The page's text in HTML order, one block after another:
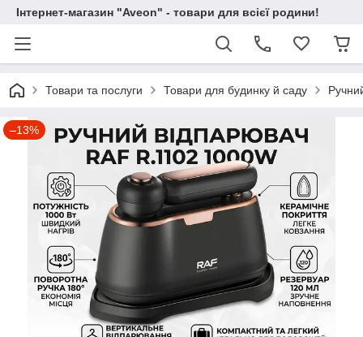
Інтернет-магазин "Aveon" - товари для всієї родини!
Товари та послуги Товари для будинку й саду
–13%